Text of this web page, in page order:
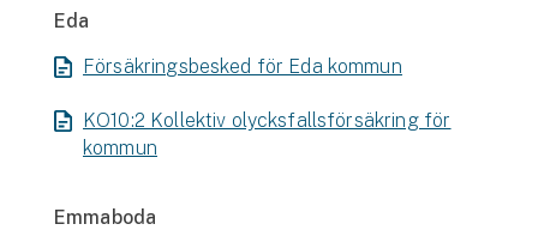
Eda
Försäkringsbesked för Eda kommun
KO10:2 Kollektiv olycksfallsförsäkring för
kommun
Emmaboda